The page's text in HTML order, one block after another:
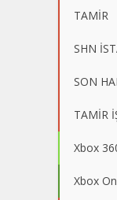
TAMİR
SHN
SON
TAMİR
Xbox
Xbox